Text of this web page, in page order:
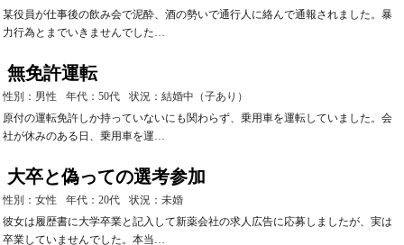
某役員が仕事後の飲み会で泥酔、酒の勢いで通行人に絡んで通報されました。暴
力行為とまでいきませんでした…
無免許運転
性別：男性 年代：50代
状況：結婚中（子あり）
原付の運転免許しか持っていないにも関わらず、乗用車を運転していました。会
社が休みのある日、乗用車を運…
大卒と偽っての選考参加
性別：女性 年代：20代
状況：未婚
彼女は履歴書に大学卒業と記入して新薬会社の求人広告に応募しましたが、実は
卒業していませんでした。本当…